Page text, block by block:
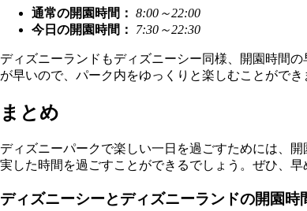
通常の開園時間： 8:00～22:00
今日の開園時間：
7:30～22:30
ディズニーランドもディズニーシー同様、開園時間
が早いので、パーク内をゆっくりと楽しむことができ
まとめ
ディズニーパークで楽しい一日を過ごすためには、
実した時間を過ごすことができるでしょう。ぜひ、
ディズニーシーとディズニーランドの開園時